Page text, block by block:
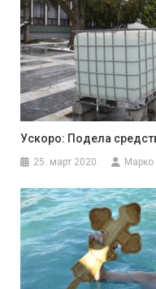
Ускоро: Подела
25. март 2020.